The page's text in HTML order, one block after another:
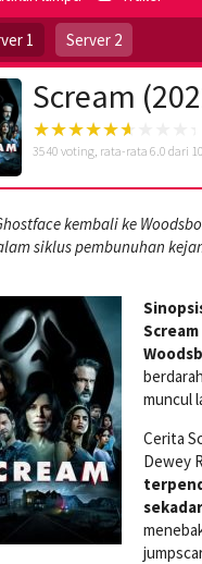
1 Server 2
Scream
3540 voting, rata-rata 6.0 dari 10
kembali ke
siklus pembunuhan
muncul
Cerita
Dewey